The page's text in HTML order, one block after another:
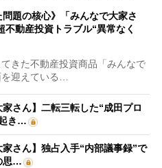
問題の核心》「みんなで大家さ
不動産投資トラブル“異常なく
きた不動産投資商品「みんなで
を迎えている…
家さん】二転三転した“成田プロ
き…
家さん】独占入手“内部議事録”で
思…